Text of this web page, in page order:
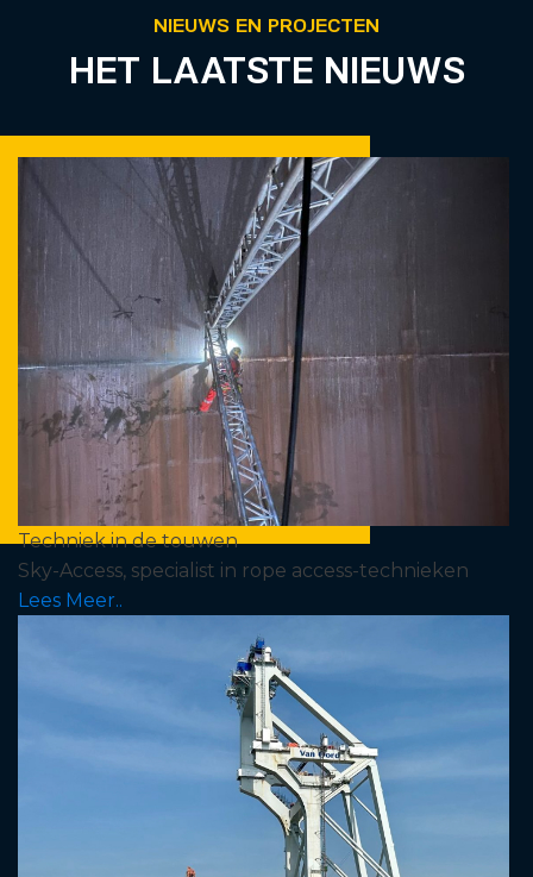
NIEUWS EN PROJECTEN
HET LAATSTE NIEUWS
Techniek in de touwen
Sky-Access, specialist in rope access-technieken
Lees Meer..